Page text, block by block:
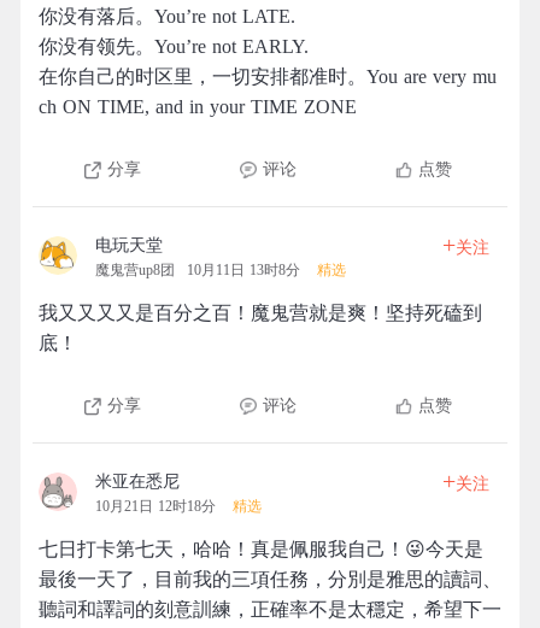
你没有落后。You’re not LATE.
你没有领先。You’re not EARLY.
在你自己的时区里，一切安排都准时。You are very mu
ch ON TIME, and in your TIME ZONE
分享 评论 点赞
电玩天堂
魔鬼营up8团 10月11日 13时8分 精选
+关注
我又又又又是百分之百！魔鬼营就是爽！坚持死磕到
底！
分享 评论 点赞
米亚在悉尼
10月21日 12时18分 精选
+关注
七日打卡第七天，哈哈！真是佩服我自己！😜今天是
最後一天了，目前我的三項任務，分別是雅思的讀詞、
聽詞和譯詞的刻意訓練，正確率不是太穩定，希望下一